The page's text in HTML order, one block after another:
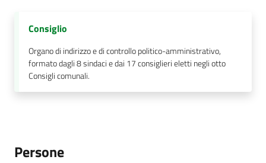
Consiglio
Organo di indirizzo e di controllo politico-amministrativo,
formato dagli 8 sindaci e dai 17 consiglieri eletti negli otto
Consigli comunali.
Persone